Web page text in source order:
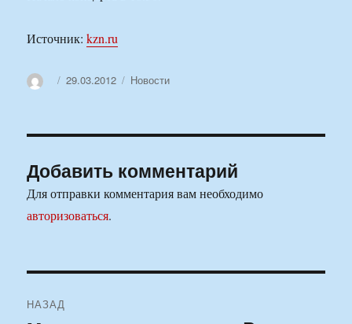
Источник:kzn.ru
АвторОпубликовано
29.03.2012 Рубрики
Новости
Добавить комментарий
Для отправки комментария вам необходимо
авторизоваться.
НАЗАД